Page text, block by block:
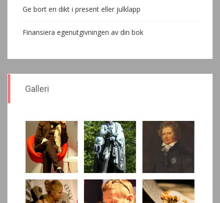
Ge bort en dikt i present eller julklapp
Finansiera egenutgivningen av din bok
Galleri